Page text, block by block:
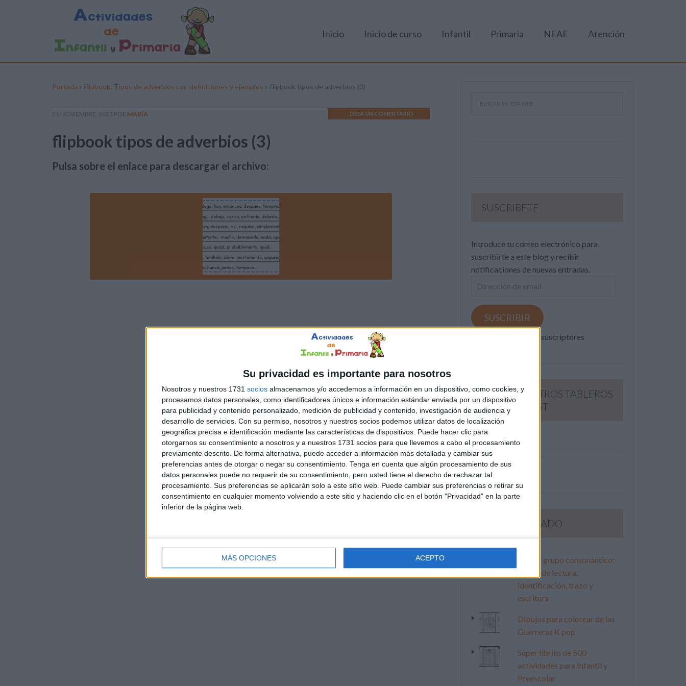
Su privacidad es importante para nosotros
Nosotros y nuestros 1731 socios almacenamos y/o accedemos a información en un dispositivo, como cookies, y
procesamos datos personales, como identificadores únicos e información estándar enviada por un dispositivo
para publicidad y contenido personalizado, medición de publicidad y contenido, investigación de audiencia y
desarrollo de servicios. Con su permiso, nosotros y nuestros socios podemos utilizar datos de localización
geográfica precisa e identificación mediante las características de dispositivos. Puede hacer clic para
otorgarnos su consentimiento a nosotros y a nuestros 1731 socios para que llevemos a cabo el procesamiento
previamente descrito. De forma alternativa, puede acceder a información más detallada y cambiar sus
preferencias antes de otorgar o negar su consentimiento. Tenga en cuenta que algún procesamiento de sus
datos personales puede no requerir de su consentimiento, pero usted tiene el derecho de rechazar tal
procesamiento. Sus preferencias se aplicarán solo a este sitio web. Puede cambiar sus preferencias o retirar su
consentimiento en cualquier momento volviendo a este sitio y haciendo clic en el botón "Privacidad" en la parte
inferior de la página web.
MÁS OPCIONES ACEPTO
Inicio Inicio de curso Infantil Primaria NEAE Atención
Portada » Flipbook: Tipos de adverbios con definiciones y ejemplos » flipbook tipos de adverbios (3)
21 NOVIEMBRE, 2023 POR MARÍA DEJA UN COMENTARIO
flipbook tipos de adverbios (3)
Pulsa sobre el enlace para descargar el archivo:
SUSCRIBETE
Introduce tu correo electrónico para
suscribirte a este blog y recibir
notificaciones de nuevas entradas.
Dirección
email
SUSCRIBIR
Únete a otros 371K suscriptores
SIGUE NUESTROS TABLEROS
EN PINTEREST
LO MÁS VISITADO
Primer grupo consonántico:
Fichas de lectura,
identificación, trazo y
escritura
Dibujos para colorear de las
Guerreras K pop
Súper librito de 500
actividades para Infantil y
Preescolar